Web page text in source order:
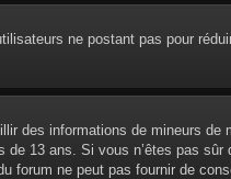
ne postant pas pour
des informations de mineurs de
13 ans. Si vous n’êtes pas sûr
forum ne peut pas fournir de